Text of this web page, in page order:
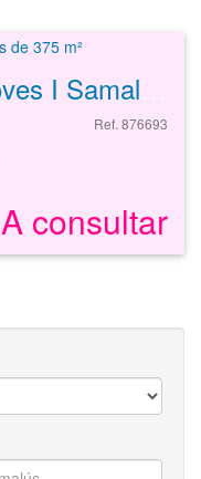
Ref. 876693
A consultar